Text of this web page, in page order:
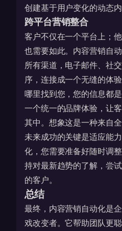
创建基于用户变化的动态内
跨平台营销整合
客户不仅在一个平台上；
也需要如此。内容营销自
所有渠道，电子邮件、社
序，连接成一个无缝的体
哪里找到您，您的信息都
一个统一的品牌体验，让
其中。想象这是一种来自
未来成功的关键是适应能
化，您需要准备好随时调
持对最新趋势的了解，尝
的客户。
总结
最终，内容营销自动化是
戏改变者。它帮助团队更